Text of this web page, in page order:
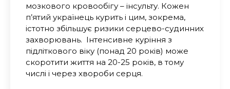
мозкового кровообігу – інсульту. Кожен
п’ятий українець курить і цим, зокрема,
істотно збільшує ризики серцево-судинних
захворювань. Інтенсивне куріння з
підліткового віку (понад 20 років) може
скоротити життя на 20-25 років, в тому
числі і через хвороби серця.